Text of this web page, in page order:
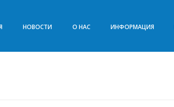
НОВОСТИ О НАС ИНФОРМАЦИЯ